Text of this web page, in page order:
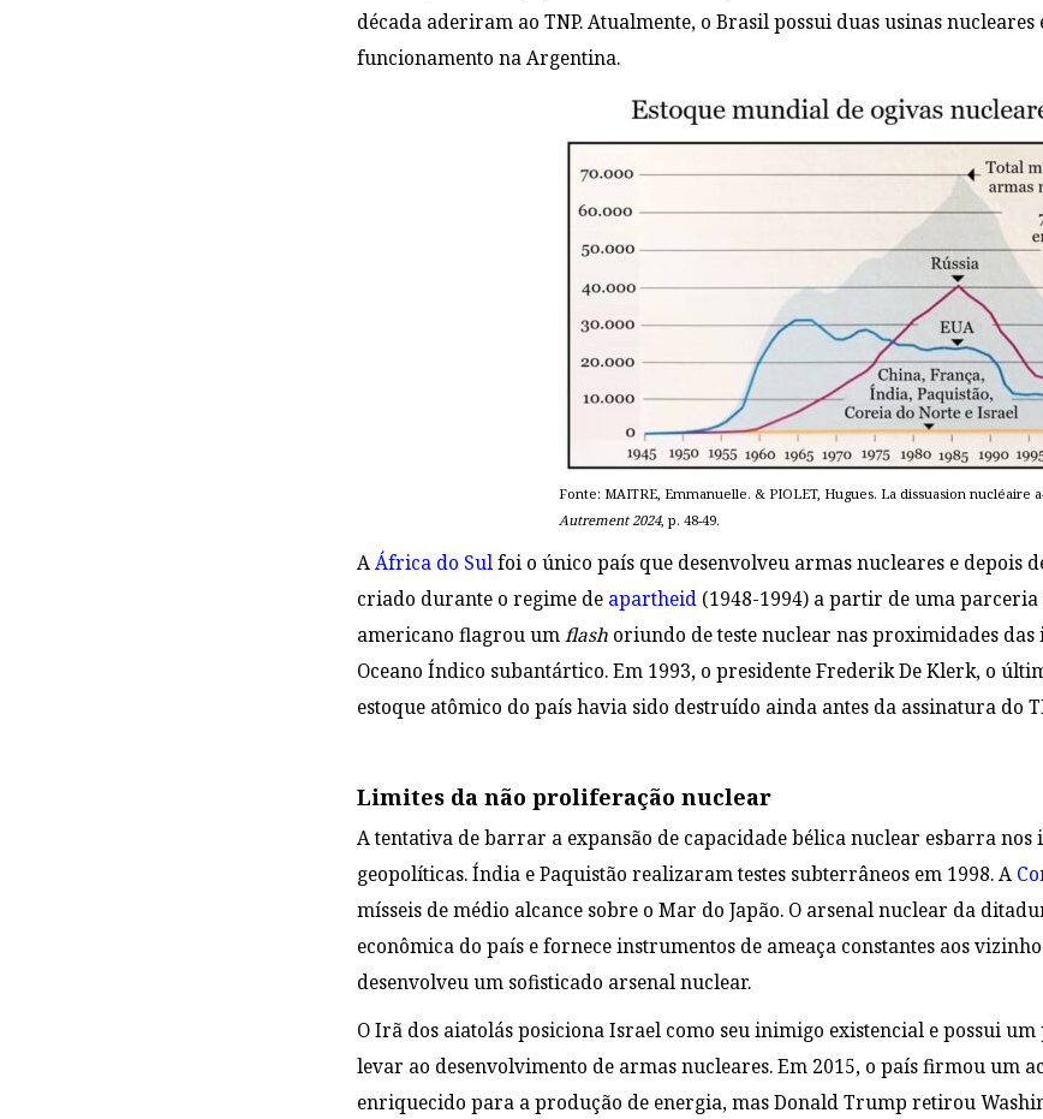
década aderiram ao TNP. Atualmente, o Brasil possui duas usinas
funcionamento na Argentina.
Fonte: MAITRE, Emmanuelle. & PIOLET, Hugues. La dissuasion nucléaire
Autrement 2024, p. 48-49.
AÁfrica do Sulfoi o único país que desenvolveu armas nucleares e depois
criado durante o regime de apartheid (1948-1994) a partir de uma
americano flagrou umflash oriundo de teste nuclear nas proximidades
Oceano Índico subantártico. Em 1993, o presidente Frederik De Klerk, o
estoque atômico do país havia sido destruído ainda antes da assinatura do
Limites da não proliferação nuclear
A tentativa de barrar a expansão de capacidade bélica nuclear esbarra nos
geopolíticas. Índia e Paquistão realizaram testes subterrâneos em 1998. A
mísseis de médio alcance sobre o Mar do Japão. O arsenal nuclear da
econômica do país e fornece instrumentos de ameaça constantes aos
desenvolveu um sofisticado arsenal nuclear.
O Irã dos aiatolás posiciona Israel como seu inimigo existencial e possui
levar ao desenvolvimento de armas nucleares. Em 2015, o país firmou
enriquecido para a produção de energia, mas Donald Trump retirou